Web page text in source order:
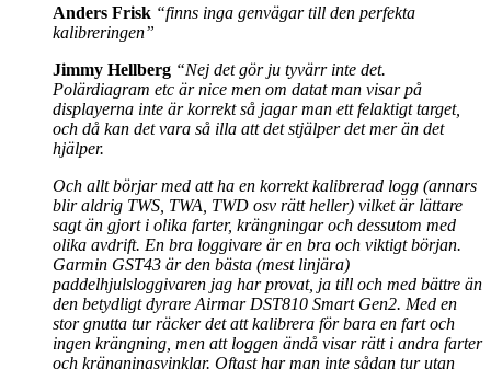
Anders Frisk “finns inga genvägar till den perfekta
kalibreringen”
Jimmy Hellberg “Nej det gör ju tyvärr inte det.
Polärdiagram etc är nice men om datat man visar på
displayerna inte är korrekt så jagar man ett felaktigt target,
och då kan det vara så illa att det stjälper det mer än det
hjälper.
Och allt börjar med att ha en korrekt kalibrerad logg (annars
blir aldrig TWS, TWA, TWD osv rätt heller) vilket är lättare
sagt än gjort i olika farter, krängningar och dessutom med
olika avdrift. En bra loggivare är en bra och viktigt början.
Garmin GST43 är den bästa (mest linjära)
paddelhjulsloggivaren jag har provat, ja till och med bättre än
den betydligt dyrare Airmar DST810 Smart Gen2. Med en
stor gnutta tur räcker det att kalibrera för bara en fart och
ingen krängning, men att loggen ändå visar rätt i andra farter
och krängningsvinklar. Oftast har man inte sådan tur utan